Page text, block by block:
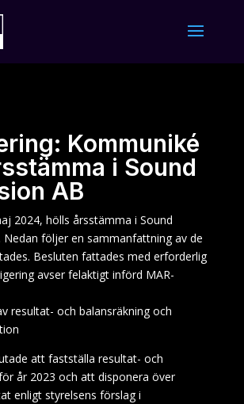
Kommuniké
i Sound
AB
2024, hölls årsstämma i Sound
Nedan följer en sammanfattning av de
Besluten fattades med erforderlig
avser felaktigt införd MAR-
resultat- och balansräkning och
att fastställa resultat- och
år 2023 och att disponera över
enligt styrelsens förslag i